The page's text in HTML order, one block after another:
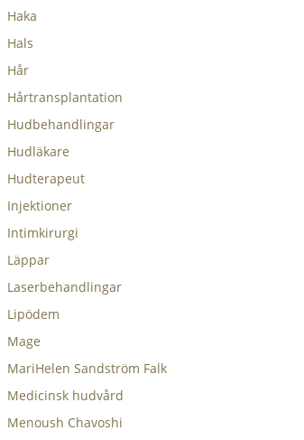
Haka
Hals
Hår
Hårtransplantation
Hudbehandlingar
Hudläkare
Hudterapeut
Injektioner
Intimkirurgi
Läppar
Laserbehandlingar
Lipödem
Mage
MariHelen Sandström Falk
Medicinsk hudvård
Menoush Chavoshi